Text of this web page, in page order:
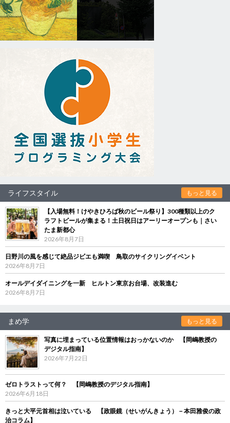
ライフスタイル もっと見る
【入場無料！けやきひろば秋のビール祭り】300種類以上のク
ラフトビールが集まる！土日祝日はアーリーオープンも｜さい
たま新都心
2026年8月7日
日野川の風を感じて絶品ジビエも満喫 鳥取のサイクリングイベント
2026年8月7日
オールデイダイニングを一新 ヒルトン東京お台場、改装進む
2026年8月7日
まめ学 もっと見る
写真に埋まっている位置情報はおっかないのか 【岡嶋教授の
デジタル指南】
2026年7月22日
ゼロトラストって何？ 【岡嶋教授のデジタル指南】
2026年6月18日
きっと大平元首相は泣いている 【政眼鏡（せいがんきょう）－本田雅俊の政
治コラム】